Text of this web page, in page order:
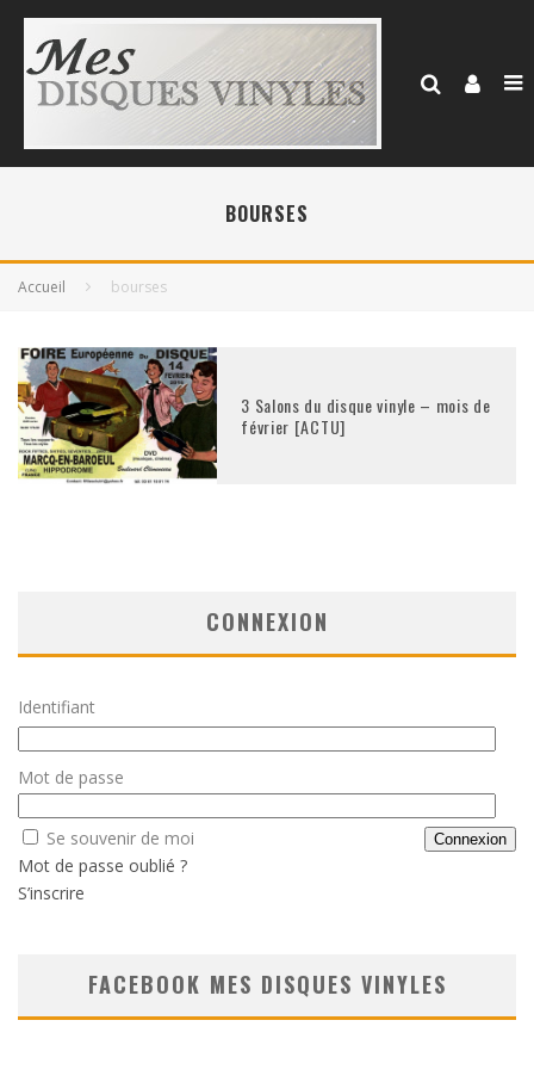
BOURSES
Accueil bourses
3 Salons du disque vinyle – mois de
février [ACTU]
CONNEXION
Identifiant
Mot de passe
Se souvenir de moi
Mot de passe oublié ?
S’inscrire
FACEBOOK MES DISQUES VINYLES